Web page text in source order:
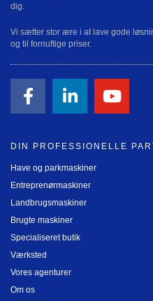
dig.
Vi sætter stor ære i at lave gode
og til fornuftige priser.
DIN PROFESSIONELLE
Have og parkmaskiner
Entreprenørmaskiner
Landbrugsmaskiner
Brugte maskiner
Specialiseret butik
Værksted
Vores agenturer
Om os